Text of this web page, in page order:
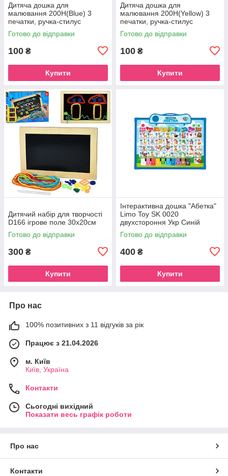
Дитяча дошка для
малювання 200H(Blue) 3
печатки, ручка-стилус
Готово до відправки
100 ₴
Купити
Дитяча дошка для
малювання 200H(Yellow) 3
печатки, ручка-стилус
Готово до відправки
100 ₴
Купити
Дитячий набір для творчості
D166 ігрове поле 30х20см
Готово до відправки
300 ₴
Купити
Інтерактивна дошка "Абетка"
Limo Toy SK 0020
двухстороння Укр Синій
Готово до відправки
400 ₴
Купити
Про нас
100% позитивних з 11 відгуків за рік
Працює з 21.04.2026
м. Київ
Київ, Україна
Контакти
Сьогодні вихідний
Показати весь графік роботи
Про нас
Контакти